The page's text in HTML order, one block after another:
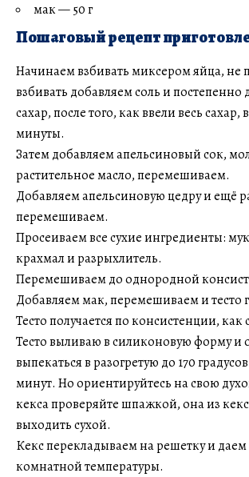
мак — 50 г
Пошаговый рецепт
Начинаем взбивать миксером яйца, не
взбивать добавляем соль и постепенно
сахар, после того, как ввели весь сахар,
минуты.
Затем добавляем апельсиновый сок,
растительное масло, перемешиваем.
Добавляем апельсиновую цедру и ещё
перемешиваем.
Просеиваем все сухие ингредиенты:
крахмал и разрыхлитель.
Перемешиваем до однородной
Добавляем мак, перемешиваем и тесто
Тесто получается по консистенции, как
Тесто выливаю в силиконовую форму и
выпекаться в разогретую до 170
минут. Но ориентируйтесь на свою
кекса проверяйте шпажкой, она из
выходить сухой.
Кекс перекладываем на решетку и даем
комнатной температуры.